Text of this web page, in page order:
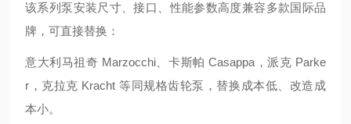
该系列泵安装尺寸、接口、性能参数高度兼容多款国际品
牌，可直接替换：
意大利马祖奇 Marzocchi、卡斯帕 Casappa，派克 Parke
r，克拉克 Kracht 等同规格齿轮泵，替换成本低、改造成
本小。